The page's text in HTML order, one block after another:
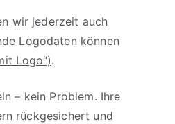
wir jederzeit auch
Logodaten können
Logo“).
– kein Problem. Ihre
rückgesichert und